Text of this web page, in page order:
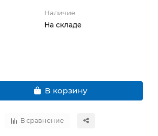
Наличие
На складе
В корзину
В сравнение